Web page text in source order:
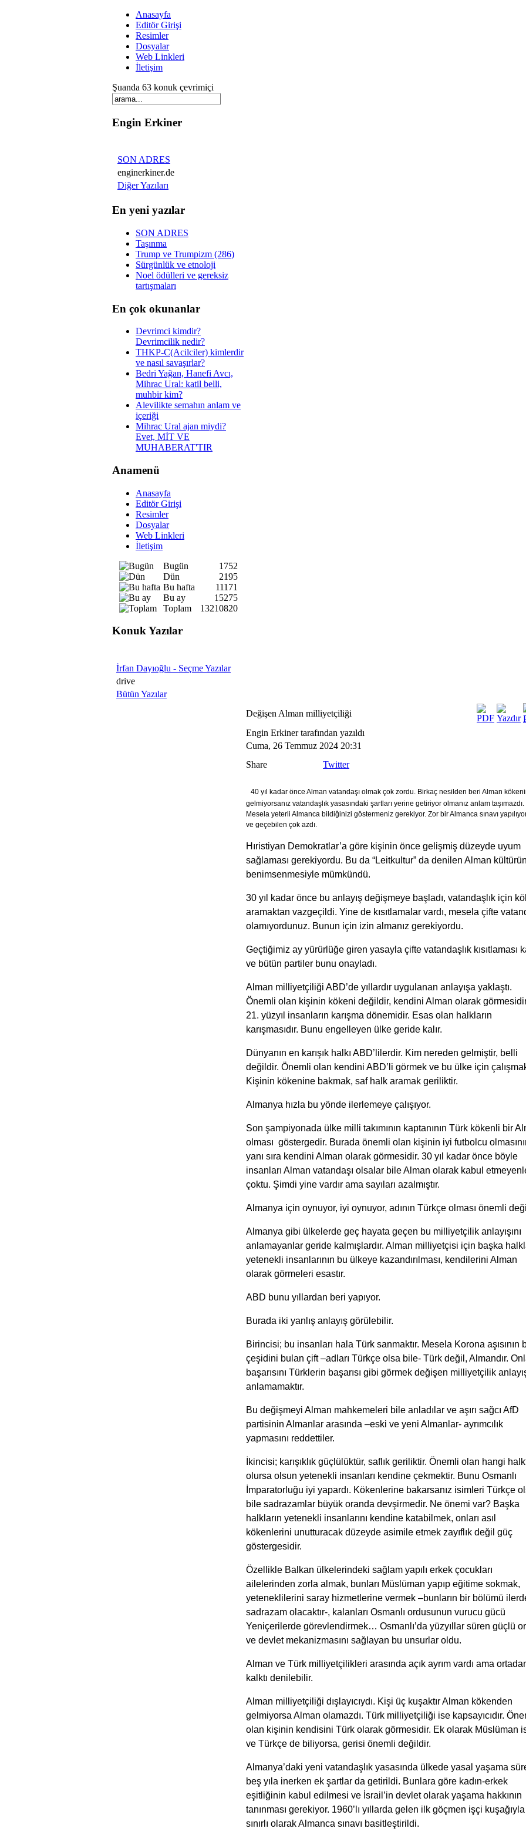
Anasayfa
Editör Girişi
Resimler
Dosyalar
Web Linkleri
İletişim
Şuanda 63 konuk çevrimiçi
Engin Erkiner
SON ADRES
enginerkiner.de
Diğer Yazıları
En yeni yazılar
SON ADRES
Taşınma
Trump ve Trumpizm (286)
Sürgünlük ve etnoloji
Noel ödülleri ve gereksiz
tartışmaları
En çok okunanlar
Devrimci kimdir?
Devrimcilik nedir?
THKP-C(Acilciler) kimlerdir
ve nasıl savaşırlar?
Bedri Yağan, Hanefi Avcı,
Mihrac Ural: katil belli,
muhbir kim?
Alevilikte semahın anlam ve
içeriği
Mihrac Ural ajan miydi?
Evet, MİT VE
MUHABERAT'TIR
Anamenü
Anasayfa
Editör Girişi
Resimler
Dosyalar
Web Linkleri
İletişim
Bugün
1752
Dün
2195
Bu hafta
11171
Bu ay
15275
Toplam
13210820
Konuk Yazılar
İrfan Dayıoğlu - Seçme Yazılar
drive
Bütün Yazılar
Değişen Alman milliyetçiliği
Engin Erkiner tarafından yazıldı
Cuma, 26 Temmuz 2024 20:31
Share
Twitter
40 yıl kadar önce Alman vatandaşı olmak çok zordu. Birkaç nesilden beri Alman
gelmiyorsanız vatandaşlık yasasındaki şartları yerine getiriyor olmanız anlam taşımazdı.
Mesela yeterli Almanca bildiğinizi göstermeniz gerekiyor. Zor bir Almanca sınavı
ve geçebilen çok azdı.
Hıristiyan Demokratlar’a göre kişinin önce gelişmiş düzeyde uyum
sağlaması gerekiyordu. Bu da “Leitkultur” da denilen Alman
benimsenmesiyle mümkündü.
30 yıl kadar önce bu anlayış değişmeye başladı, vatandaşlık için
aramaktan vazgeçildi. Yine de kısıtlamalar vardı, mesela çifte
olamıyordunuz. Bunun için izin almanız gerekiyordu.
Geçtiğimiz ay yürürlüğe giren yasayla çifte vatandaşlık kısıtlaması
ve bütün partiler bunu onayladı.
Alman milliyetçiliği ABD’de yıllardır uygulanan anlayışa yaklaştı.
Önemli olan kişinin kökeni değildir, kendini Alman olarak
21. yüzyıl insanların karışma dönemidir. Esas olan halkların
karışmasıdır. Bunu engelleyen ülke geride kalır.
Dünyanın en karışık halkı ABD’lilerdir. Kim nereden gelmiştir, belli
değildir. Önemli olan kendini ABD’li görmek ve bu ülke için
Kişinin kökenine bakmak, saf halk aramak geriliktir.
Almanya hızla bu yönde ilerlemeye çalışıyor.
Son şampiyonada ülke milli takımının kaptanının Türk kökenli bir
olması göstergedir. Burada önemli olan kişinin iyi futbolcu
yanı sıra kendini Alman olarak görmesidir. 30 yıl kadar önce böyle
insanları Alman vatandaşı olsalar bile Alman olarak kabul
çoktu. Şimdi yine vardır ama sayıları azalmıştır.
Almanya için oynuyor, iyi oynuyor, adının Türkçe olması önemli
Almanya gibi ülkelerde geç hayata geçen bu milliyetçilik anlayışını
anlamayanlar geride kalmışlardır. Alman milliyetçisi için başka
yetenekli insanlarının bu ülkeye kazandırılması, kendilerini Alman
olarak görmeleri esastır.
ABD bunu yıllardan beri yapıyor.
Burada iki yanlış anlayış görülebilir.
Birincisi; bu insanları hala Türk sanmaktır. Mesela Korona aşısının
çeşidini bulan çift –adları Türkçe olsa bile- Türk değil, Almandır.
başarısını Türklerin başarısı gibi görmek değişen milliyetçilik
anlamamaktır.
Bu değişmeyi Alman mahkemeleri bile anladılar ve aşırı sağcı AfD
partisinin Almanlar arasında –eski ve yeni Almanlar- ayrımcılık
yapmasını reddettiler.
İkincisi; karışıklık güçlülüktür, saflık geriliktir. Önemli olan hangi
olursa olsun yetenekli insanları kendine çekmektir. Bunu Osmanlı
İmparatorluğu iyi yapardı. Kökenlerine bakarsanız isimleri Türkçe
bile sadrazamlar büyük oranda devşirmedir. Ne önemi var? Başka
halkların yetenekli insanlarını kendine katabilmek, onları asıl
kökenlerini unutturacak düzeyde asimile etmek zayıflık değil güç
göstergesidir.
Özellikle Balkan ülkelerindeki sağlam yapılı erkek çocukları
ailelerinden zorla almak, bunları Müslüman yapıp eğitime sokmak,
yeteneklilerini saray hizmetlerine vermek –bunların bir bölümü
sadrazam olacaktır-, kalanları Osmanlı ordusunun vurucu gücü
Yeniçerilerde görevlendirmek… Osmanlı’da yüzyıllar süren güçlü
ve devlet mekanizmasını sağlayan bu unsurlar oldu.
Alman ve Türk milliyetçilikleri arasında açık ayrım vardı ama
kalktı denilebilir.
Alman milliyetçiliği dışlayıcıydı. Kişi üç kuşaktır Alman kökenden
gelmiyorsa Alman olamazdı. Türk milliyetçiliği ise kapsayıcıdır.
olan kişinin kendisini Türk olarak görmesidir. Ek olarak Müslüman
ve Türkçe de biliyorsa, gerisi önemli değildir.
Almanya’daki yeni vatandaşlık yasasında ülkede yasal yaşama
beş yıla inerken ek şartlar da getirildi. Bunlara göre kadın-erkek
eşitliğinin kabul edilmesi ve İsrail’in devlet olarak yaşama hakkının
tanınması gerekiyor. 1960’lı yıllarda gelen ilk göçmen işçi kuşağıyla
sınırlı olarak Almanca sınavı basitleştirildi.